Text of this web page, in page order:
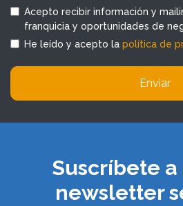
Acepto recibir información y
franquicia y oportunidades de
He leído y acepto la política de
Enviar
Suscríbete
newsletter